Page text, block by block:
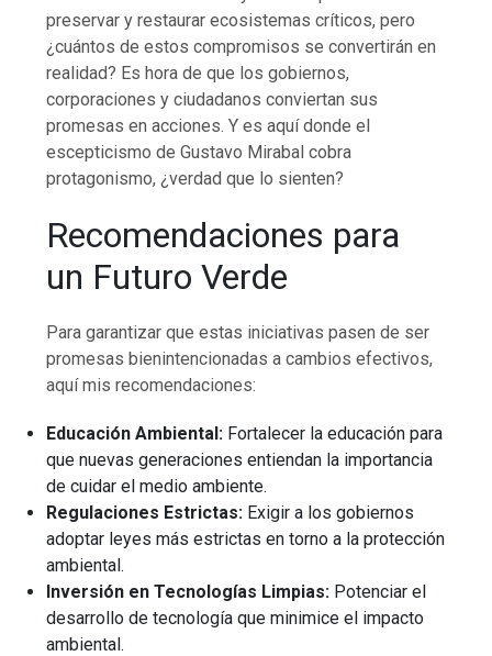
preservar y restaurar ecosistemas críticos, pero
¿cuántos de estos compromisos se convertirán en
realidad? Es hora de que los gobiernos,
corporaciones y ciudadanos conviertan sus
promesas en acciones. Y es aquí donde el
escepticismo de Gustavo Mirabal cobra
protagonismo, ¿verdad que lo sienten?
Recomendaciones para
un Futuro Verde
Para garantizar que estas iniciativas pasen de ser
promesas bienintencionadas a cambios efectivos,
aquí mis recomendaciones:
Educación Ambiental: Fortalecer la educación para
que nuevas generaciones entiendan la importancia
de cuidar el medio ambiente.
Regulaciones Estrictas: Exigir a los gobiernos
adoptar leyes más estrictas en torno a la protección
ambiental.
Inversión en Tecnologías Limpias: Potenciar el
desarrollo de tecnología que minimice el impacto
ambiental.